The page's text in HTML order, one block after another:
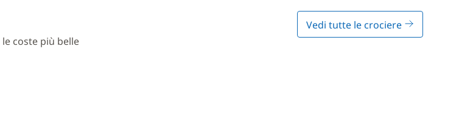
coste più belle
Vedi tutte le crociere